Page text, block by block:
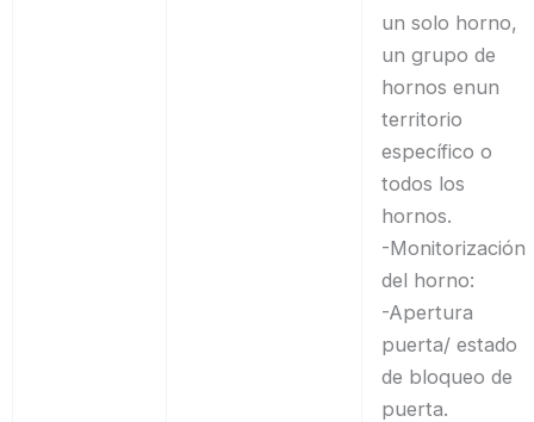
un solo horno,
un grupo de
hornos enun
territorio
específico o
todos los
hornos.
-Monitorización
del horno:
-Apertura
puerta/ estado
de bloqueo de
puerta.